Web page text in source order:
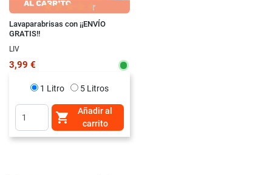
Lavaparabrisas con ¡¡ENVÍO
GRATIS!!
LIV
3,99 €
1 Litro 5 Litros

Añadir al
carrito